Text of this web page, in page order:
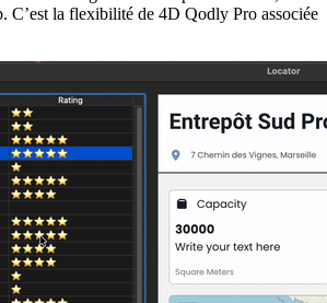
C’est la flexibilité de 4D Qodly Pro associée